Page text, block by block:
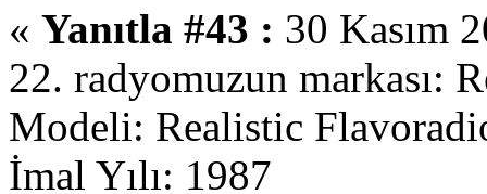
« Yanıtla #43 : 30 Kasım
22. radyomuzun markası:
Modeli: Realistic
İmal Yılı: 1987